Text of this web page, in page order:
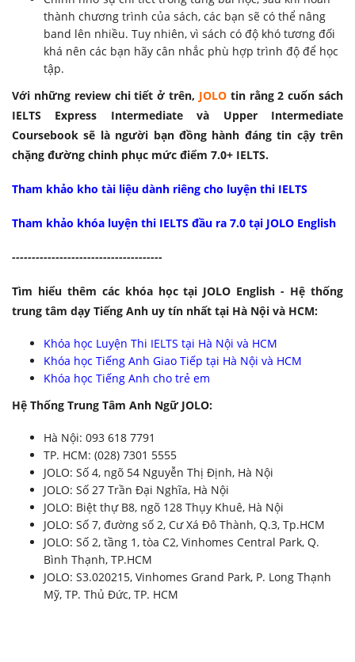
thành chương trình của sách, các bạn sẽ có thể nâng
band lên nhiều. Tuy nhiên, vì sách có độ khó tương đối
khá nên các bạn hãy cân nhắc phù hợp trình độ để học
tập.
Với những review chi tiết ở trên, JOLOtin rằng 2 cuốn sách
IELTS Express Intermediate và Upper Intermediate
Coursebook sẽ là người bạn đồng hành đáng tin cậy trên
chặng đường chinh phục mức điểm 7.0+ IELTS.
Tham khảo kho tài liệu dành riêng cho luyện thi IELTS
Tham khảo khóa luyện thi IELTS đầu ra 7.0 tại JOLO English
--------------------------------------
Tìm hiểu thêm các khóa học tại JOLO English - Hệ thống
trung tâm dạy Tiếng Anh uy tín nhất tại Hà Nội và HCM:
Khóa học Luyện Thi IELTS tại Hà Nội và HCM
Khóa học Tiếng Anh Giao Tiếp tại Hà Nội và HCM
Khóa học Tiếng Anh cho trẻ em
Hệ Thống Trung Tâm Anh Ngữ JOLO:
Hà Nội: 093 618 7791
TP. HCM: (028) 7301 5555
JOLO: Số 4, ngõ 54 Nguyễn Thị Định, Hà Nội
JOLO: Số 27 Trần Đại Nghĩa, Hà Nội
JOLO: Biệt thự B8, ngõ 128 Thụy Khuê, Hà Nội
JOLO: Số 7, đường số 2, Cư Xá Đô Thành, Q.3, Tp.HCM
JOLO: Số 2, tầng 1, tòa C2, Vinhomes Central Park, Q.
Bình Thạnh, TP.HCM
JOLO: S3.020215, Vinhomes Grand Park, P. Long Thạnh
Mỹ, TP. Thủ Đức, TP. HCM